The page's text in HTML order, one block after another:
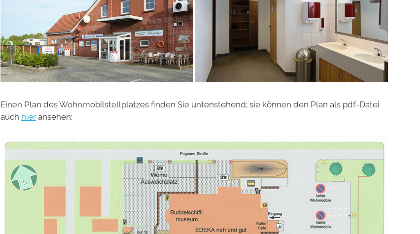
Einen Plan des Wohnmobilstellplatzes finden Sie untenstehend; sie können den Plan als pdf-Datei
auch hieransehen: